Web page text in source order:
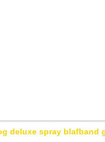
deluxe spray blafband